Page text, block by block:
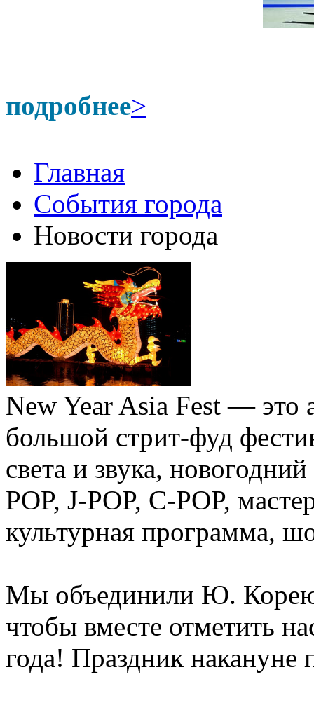
подробнее>
Главная
События города
Новости города
New Year Asia Fest — это
большой стрит-фуд
света и звука,
POP, J-POP, C-POP,
культурная программа,
Мы объединили Ю.
чтобы вместе отметить
года! Праздник накануне